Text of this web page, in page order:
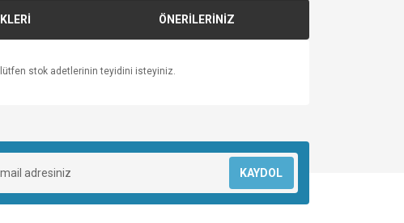
ÖNERİLERİNİZ
lütfen stok adetlerinin teyidini isteyiniz.
KAYDOL